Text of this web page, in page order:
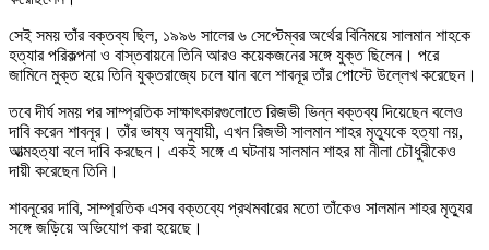
সেই সময় তাঁর বক্তব্য ছিল, ১৯৯৬ সালের ৬ সেপ্টেম্বর অর্থের বিনিময়ে সালমান শাহকে
হত্যার পরিকল্পনা ও বাস্তবায়নে তিনি আরও কয়েকজনের সঙ্গে যুক্ত ছিলেন। পরে
জামিনে মুক্ত হয়ে তিনি যুক্তরাজ্যে চলে যান বলে শাবনূর তাঁর পোস্টে উল্লেখ করেছেন।
তবে দীর্ঘ সময় পর সাম্প্রতিক সাক্ষাৎকারগুলোতে রিজভী ভিন্ন বক্তব্য দিয়েছেন বলেও
দাবি করেন শাবনূর। তাঁর ভাষ্য অনুযায়ী, এখন রিজভী সালমান শাহর মৃত্যুকে হত্যা নয়,
আত্মহত্যা বলে দাবি করছেন। একই সঙ্গে এ ঘটনায় সালমান শাহর মা নীলা চৌধুরীকেও
দায়ী করেছেন তিনি।
শাবনূরের দাবি, সাম্প্রতিক এসব বক্তব্যে প্রথমবারের মতো তাঁকেও সালমান শাহর মৃত্যুর
সঙ্গে জড়িয়ে অভিযোগ করা হয়েছে।